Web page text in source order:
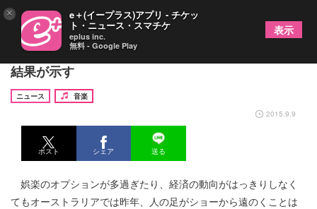
オーストラリアのライブ産業は好調。2014年の調査
結果が示す
ニュース
音楽
2015.9.9
ポスト シェア 送る
娯楽のオプションが多過ぎたり、経済の動向がはっきりしなく
てもオーストラリアでは昨年、人の足がショーから遠のくことは
× e＋(イープラス)アプリ - チケッ
ト・ニュース・スマチケ
eplus inc.
無料 - Google Play
表示